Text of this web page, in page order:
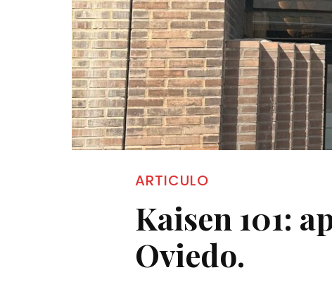
ARTICULO
Kaisen 101:
Oviedo.